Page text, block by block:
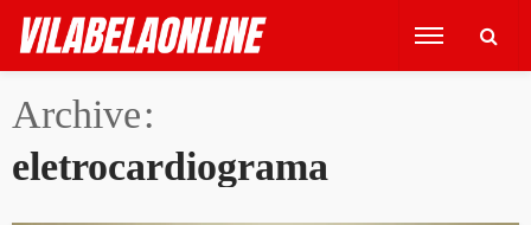
Archive
eletrocardiograma